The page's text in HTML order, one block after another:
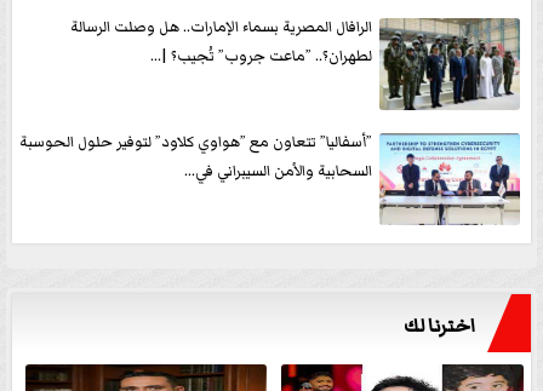
الرافال المصرية بسماء الإمارات.. هل وصلت الرسالة
لطهران؟.. ”ماعت جروب” تُجيب؟ |...
”أسفاليا” تتعاون مع ”هواوي كلاود” لتوفير حلول الحوسبة
السحابية والأمن السيبراني في...
اخترنا لك